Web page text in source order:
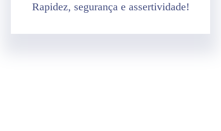
Rapidez, segurança e assertividade!